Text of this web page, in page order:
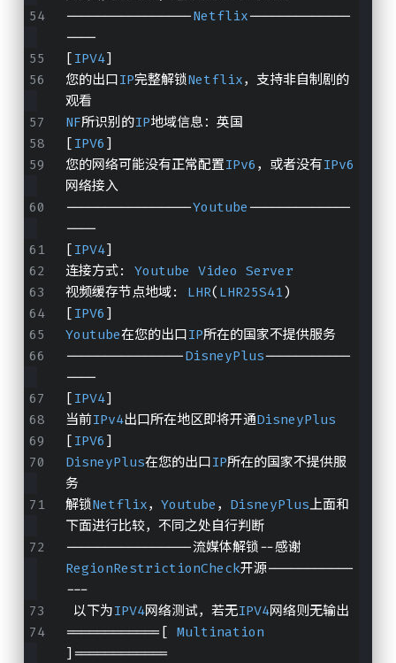
----------------Netflix-------------
----
[ IPV4]
您的出口IP完整解锁Netflix，支持非自制剧的
观看
NF所识别的IP地域信息：英国
[ IPV6 ]
您的网络可能没有正常配置IPv6 ，或者没有IPv6
网络接入
----------------Youtube -------------
----
[ IPV4]
连接方式: Youtube Video Server
视频缓存节点地域: LHR( LHR25S41)
[ IPV6 ]
Youtube在您的出口IP所在的国家不提供服务
---------------DisneyPlus-----------
----
[ IPV4]
当前IPv4出口所在地区即将开通DisneyPlus
[ IPV6 ]
DisneyPlus在您的出口IP所在的国家不提供服
务
解锁Netflix， Youtube ， DisneyPlus上面和
下面进行比较，不同之处自行判断
----------------流媒体解锁--感谢
RegionRestrictionCheck开源-----------
---
以下为IPV4网络测试，若无IPV4网络则无输出
============[ Multination
]============